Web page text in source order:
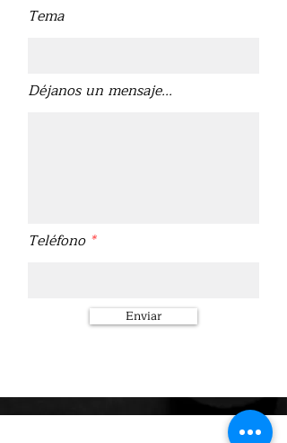
Tema
Déjanos un mensaje...
Teléfono
Enviar